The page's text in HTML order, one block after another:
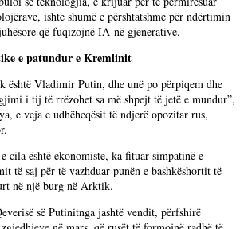
ishte shumë e përshtatshme për ndërtimin
që fuqizojnë IA-në gjenerative.
e patundur e Kremlinit
është Vladimir Putin, dhe unë po përpiqem dhe
i tij të rrëzohet sa më shpejt të jetë e mundur”,
e veja e udhëheqësit të ndjerë opozitar rus,
cila është ekonomiste, ka fituar simpatinë e
të saj për të vazhduar punën e bashkëshortit të
në një burg në Arktik.
së Putinitnga jashtë vendit, përfshirë